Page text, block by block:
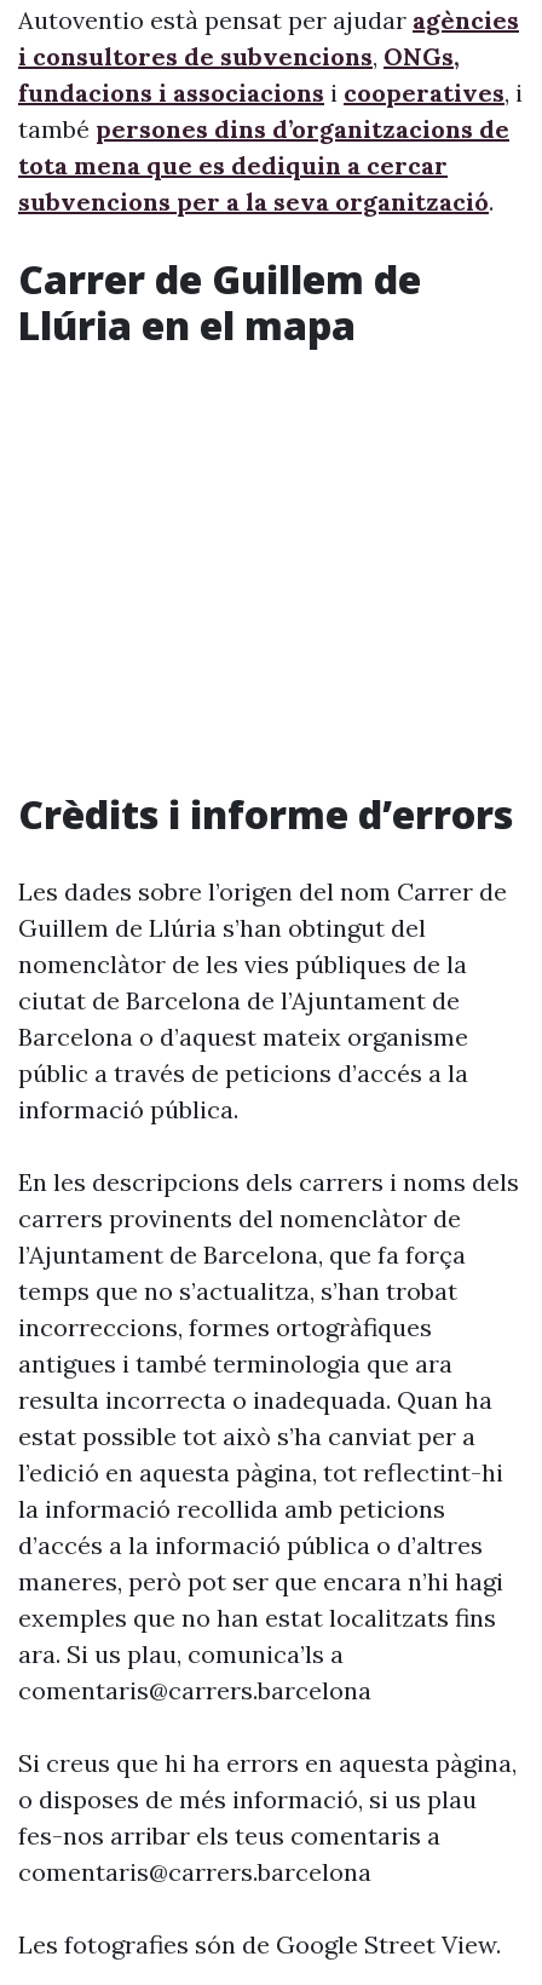
Autoventio està pensat per ajudar agències
i consultores de subvencions, ONGs,
fundacions i associacions i cooperatives, i
també persones dins d’organitzacions de
tota mena que es dediquin a cercar
subvencions per a la seva organització.
Carrer de Guillem de
Llúria en el mapa
Crèdits i informe d’errors
Les dades sobre l’origen del nom Carrer de
Guillem de Llúria s’han obtingut del
nomenclàtor de les vies públiques de la
ciutat de Barcelona de l’Ajuntament de
Barcelona o d’aquest mateix organisme
públic a través de peticions d’accés a la
informació pública.
En les descripcions dels carrers i noms dels
carrers provinents del nomenclàtor de
l’Ajuntament de Barcelona, que fa força
temps que no s’actualitza, s’han trobat
incorreccions, formes ortogràfiques
antigues i també terminologia que ara
resulta incorrecta o inadequada. Quan ha
estat possible tot això s’ha canviat per a
l’edició en aquesta pàgina, tot reflectint-hi
la informació recollida amb peticions
d’accés a la informació pública o d’altres
maneres, però pot ser que encara n’hi hagi
exemples que no han estat localitzats fins
ara. Si us plau, comunica’ls a
comentaris@carrers.barcelona
Si creus que hi ha errors en aquesta pàgina,
o disposes de més informació, si us plau
fes-nos arribar els teus comentaris a
comentaris@carrers.barcelona
Les fotografies són de Google Street View.